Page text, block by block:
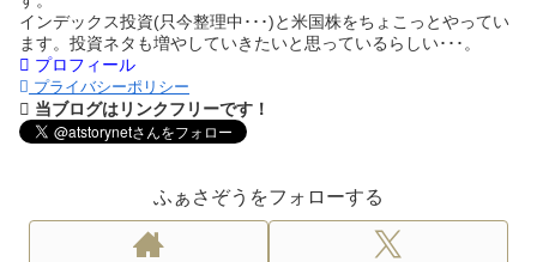
インデックス投資(只今整理中･･･)と米国株をちょこっとやってい
ます。投資ネタも増やしていきたいと思っているらしい･･･。
プロフィール
プライバシーポリシー
当ブログはリンクフリーです！
ふぁさぞうをフォローする